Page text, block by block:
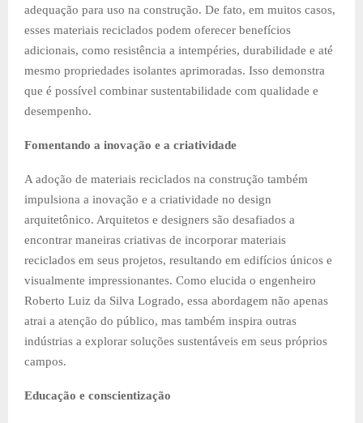
adequação para uso na construção. De fato, em muitos casos,
esses materiais reciclados podem oferecer benefícios
adicionais, como resistência a intempéries, durabilidade e até
mesmo propriedades isolantes aprimoradas. Isso demonstra
que é possível combinar sustentabilidade com qualidade e
desempenho.
Fomentando a inovação e a criatividade
A adoção de materiais reciclados na construção também
impulsiona a inovação e a criatividade no design
arquitetônico. Arquitetos e designers são desafiados a
encontrar maneiras criativas de incorporar materiais
reciclados em seus projetos, resultando em edifícios únicos e
visualmente impressionantes. Como elucida o engenheiro
Roberto Luiz da Silva Logrado, essa abordagem não apenas
atrai a atenção do público, mas também inspira outras
indústrias a explorar soluções sustentáveis em seus próprios
campos.
Educação e conscientização